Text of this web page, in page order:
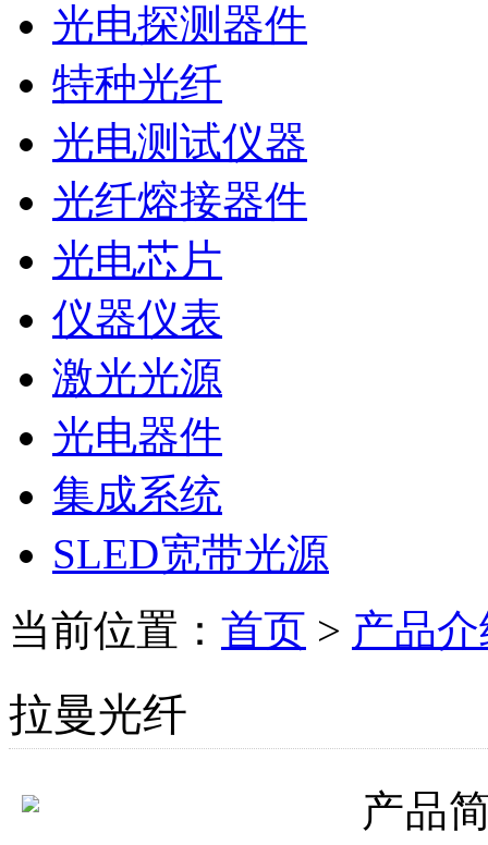
光电探测器件
特种光纤
光电测试仪器
光纤熔接器件
光电芯片
仪器仪表
激光光源
光电器件
集成系统
SLED宽带光源
当前位置： 首页 > 产品
拉曼光纤
产品